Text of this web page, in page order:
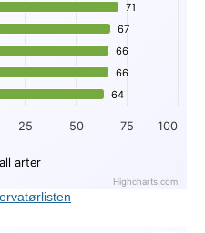
71
71
67
67
66
66
66
66
64
64
arter
100
25 50 75
Highcharts.com